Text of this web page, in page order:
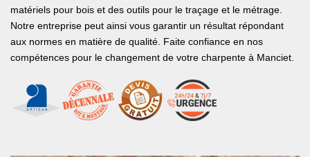
matériels pour bois et des outils pour le traçage et le métrage.
Notre entreprise peut ainsi vous garantir un résultat répondant
aux normes en matière de qualité. Faite confiance en nos
compétences pour le changement de votre charpente à Manciet.